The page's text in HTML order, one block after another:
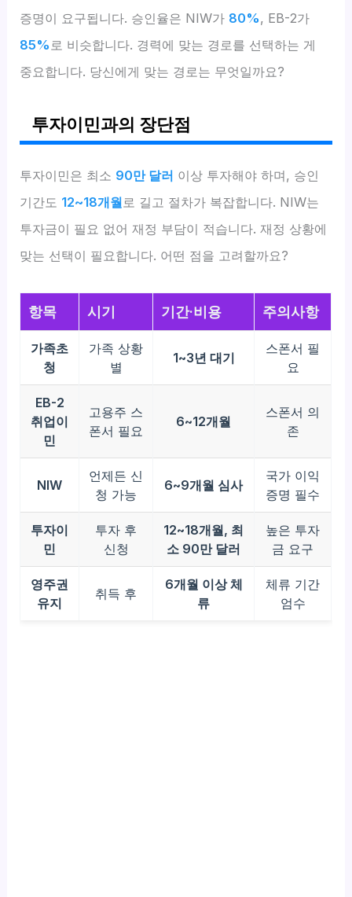
증명이 요구됩니다. 승인율은 NIW가 80%, EB-2가
85% 로 비슷합니다. 경력에 맞는 경로를 선택하는 게
중요합니다. 당신에게 맞는 경로는 무엇일까요?
투자이민과의 장단점
투자이민은 최소 90만 달러 이상 투자해야 하며, 승인
기간도 12~18개월 로 길고 절차가 복잡합니다. NIW는
투자금이 필요 없어 재정 부담이 적습니다. 재정 상황에
맞는 선택이 필요합니다. 어떤 점을 고려할까요?
항목 시기 기간·비용 주의사항
가족초
청
가족 상황
별
1~3년 대기
스폰서 필
요
EB-2
취업이
민
고용주 스
폰서 필요
6~12개월
스폰서 의
존
NIW
언제든 신
청 가능
6~9개월 심사
국가 이익
증명 필수
투자이
민
투자 후
신청
12~18개월, 최
소 90만 달러
높은 투자
금 요구
영주권
유지
취득 후
6개월 이상 체
류
체류 기간
엄수